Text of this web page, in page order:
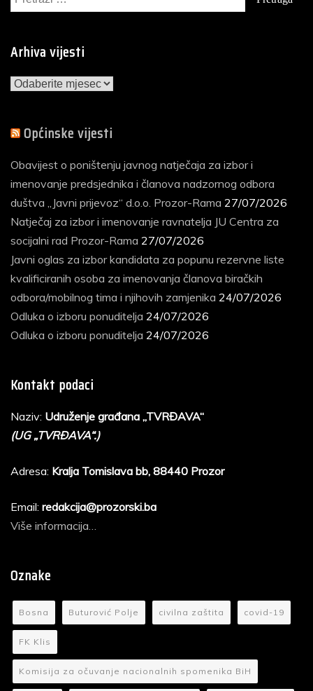
Arhiva vijesti
Arhiva
Općinske vijesti
Obavijest o poništenju javnog natječaja za izbor i
imenovanje predsjednika i članova nadzornog odbora
duštva „Javni prijevoz“ d.o.o. Prozor-Rama 27/07/2026
Natječaj za izbor i imenovanje ravnatelja JU Centra za
socijalni rad Prozor-Rama 27/07/2026
Javni oglas za izbor kandidata za popunu rezervne liste
kvalificiranih osoba za imenovanja članova biračkih
odbora/mobilnog tima i njihovih zamjenika 24/07/2026
Odluka o izboru ponuditelja 24/07/2026
Odluka o izboru ponuditelja 24/07/2026
Kontakt podaci
Naziv: Udruženje građana „TVRĐAVA“
(UG „TVRĐAVA“.)
Adresa: Kralja Tomislava bb, 88440 Prozor
Email: redakcija@prozorski.ba
Više informacija…
Oznake
Bosna Buturović Polje civilna zaštita covid-19
FK Klis
Komisija za očuvanje nacionalnih spomenika BiH